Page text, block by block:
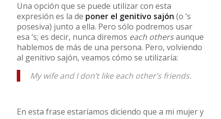
Una opción que se puede utilizar con esta
expresión es la de poner el genitivo sajón (o ‘s
posesiva) junto a ella. Pero sólo podremos usar
esa ‘s; es decir, nunca diremos each othersaunque
hablemos de más de una persona. Pero, volviendo
al genitivo sajón, veamos cómo se utilizaría:
My wife and I don’t like each other’s friends.
En esta frase estaríamos diciendo que a mi mujer y